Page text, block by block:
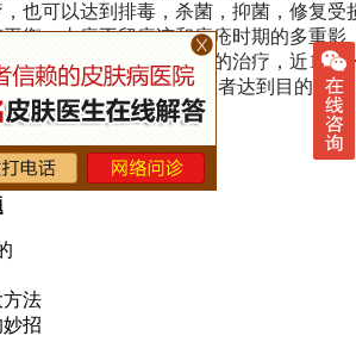
也可以达到排毒，杀菌，抑菌，修复受
衡，去痘不留痕迹和痤疮时期的多重影
疤痕可以进行全面系统的治疗，近10年
短短的时间内，许多患者达到目的的完
97.8%。
0917-8623333
方法
招